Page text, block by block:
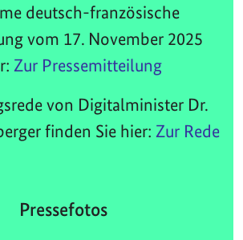
deutsch-französische
vom 17. November 2025
Zur Pressemitteilung
von Digitalminister Dr.
finden Sie hier: Zur Rede
Pressefotos